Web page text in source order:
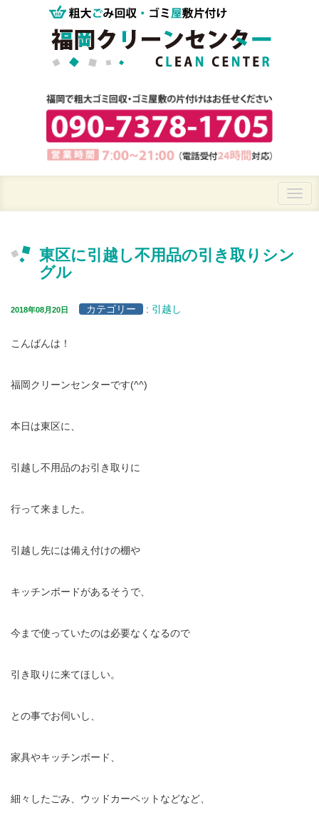
東区に引越し不用品の引き取りシン
グル
2018年08月20日 カテゴリー : 引越し
こんばんは！
福岡クリーンセンターです(^^)
本日は東区に、
引越し不用品のお引き取りに
行って来ました。
引越し先には備え付けの棚や
キッチンボードがあるそうで、
今まで使っていたのは必要なくなるので
引き取りに来てほしい。
との事でお伺いし、
家具やキッチンボード、
細々したごみ、ウッドカーペットなどなど、